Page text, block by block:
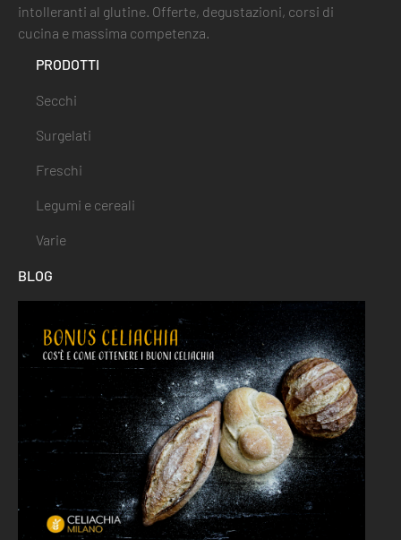
intolleranti al glutine. Offerte, degustazioni, corsi di
cucina e massima competenza.
PRODOTTI
Secchi
Surgelati
Freschi
Legumi e cereali
Varie
BLOG